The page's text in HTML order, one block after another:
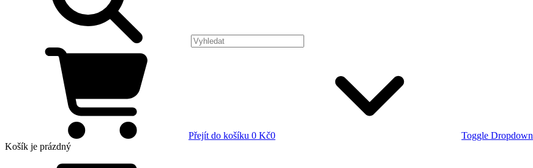
Přejít do košíku 0 Kč0
Toggle Dropdown
Košík je prázdný